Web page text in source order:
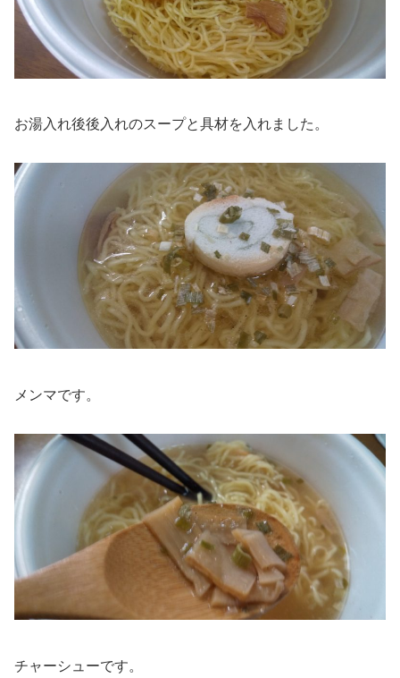
お湯入れ後後入れのスープと具材を入れました。
メンマです。
チャーシューです。